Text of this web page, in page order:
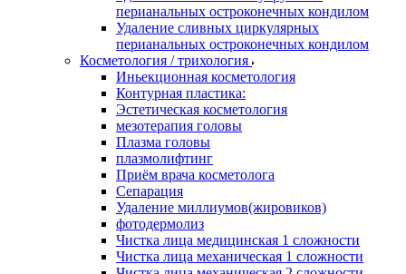
перианальных остроконечных кондилом
Удаление сливных циркулярных
перианальных остроконечных кондилом
Косметология / трихология
Иньекционная косметология
Контурная пластика:
Эстетическая косметология
мезотерапия головы
Плазма головы
плазмолифтинг
Приём врача косметолога
Сепарация
Удаление миллиумов(жировиков)
фотодермолиз
Чистка лица медицинская 1 сложности
Чистка лица механическая 1 сложности